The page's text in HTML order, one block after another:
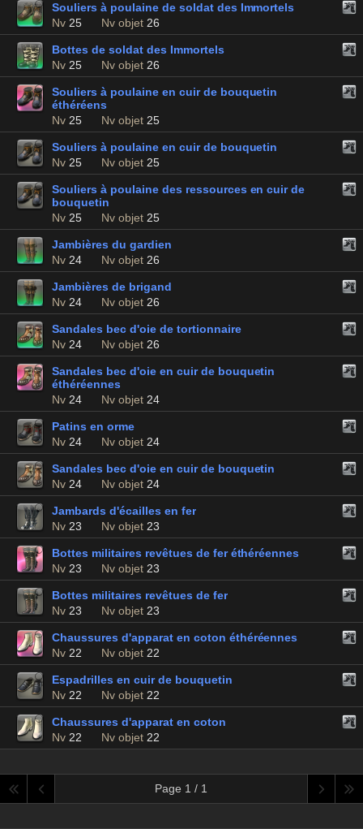
Souliers à poulaine de soldat des Immortels
Nv 25 Nv objet 26
Bottes de soldat des Immortels
Nv 25 Nv objet 26
Souliers à poulaine en cuir de bouquetin
éthéréens
Nv 25 Nv objet 25
Souliers à poulaine en cuir de bouquetin
Nv 25 Nv objet 25
Souliers à poulaine des ressources en cuir de
bouquetin
Nv 25 Nv objet 25
Jambières du gardien
Nv 24 Nv objet 26
Jambières de brigand
Nv 24 Nv objet 26
Sandales bec d'oie de tortionnaire
Nv 24 Nv objet 26
Sandales bec d'oie en cuir de bouquetin
éthéréennes
Nv 24 Nv objet 24
Patins en orme
Nv 24 Nv objet 24
Sandales bec d'oie en cuir de bouquetin
Nv 24 Nv objet 24
Jambards d'écailles en fer
Nv 23 Nv objet 23
Bottes militaires revêtues de fer éthéréennes
Nv 23 Nv objet 23
Bottes militaires revêtues de fer
Nv 23 Nv objet 23
Chaussures d'apparat en coton éthéréennes
Nv 22 Nv objet 22
Espadrilles en cuir de bouquetin
Nv 22 Nv objet 22
Chaussures d'apparat en coton
Nv 22 Nv objet 22
Page 1 / 1